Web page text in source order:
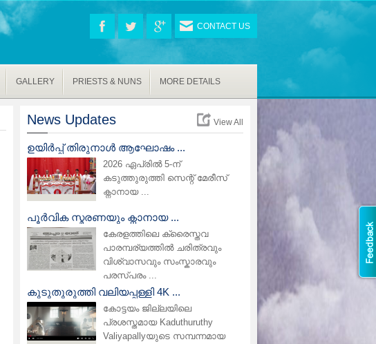
CONTACT US
GALLERY PRIESTS & NUNS MORE DETAILS
News Updates View All
ഉയിർപ്പ് തിരുനാൾ ആഘോഷം ...
2026 ഏപ്രിൽ 5-ന്
കടുത്തുരുത്തി സെന്റ് മേരീസ്
ക്നാനായ ...
പൂർവിക സ്മരണയും ക്നാനായ ...
കേരളത്തിലെ ക്രൈസ്തവ
പാരമ്പര്യത്തിൽ ചരിത്രവും
വിശ്വാസവും സംസ്കാരവും
പരസ്പരം ...
കുടുതുരുത്തി വലിയപ്പള്ളി 4K ...
കോട്ടയം ജില്ലയിലെ
പ്രശസ്തമായ Kaduthuruthy
Valiyapallyയുടെ സമ്പന്നമായ